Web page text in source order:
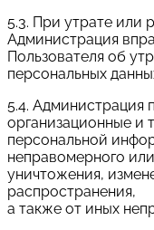
5.3. При утрате или
Администрация
Пользователя об
персональных
5.4. Администрация
организационные и
персональной
неправомерного
уничтожения,
распространения,
а также от иных